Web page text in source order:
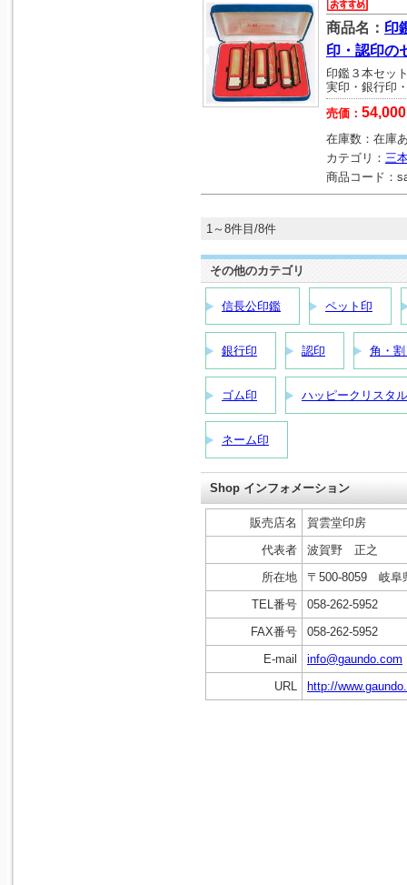
商品名： 印
印・認印の
印鑑３本セッ
実印・銀行印
売価： 54,000
在庫数： 在庫
カテゴリ： 三
商品コード：
1～8件目/8件
その他のカテゴリ
信長公印鑑 ペット印
銀行印 認印 角・
ゴム印 ハッピークリスタル
ネーム印
Shop インフォメーション
販売店名
賀雲堂印房
代表者
波賀野 正之
所在地
〒500-8059 岐阜
TEL番号
058-262-5952
FAX番号
058-262-5952
E-mail
info@gaundo.com
URL
http://